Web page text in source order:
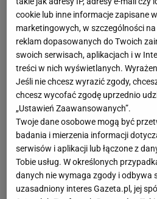
cookie lub inne informacje zapisane
marketingowych, w szczególności
reklam dopasowanych do Twoich
swoich serwisach, aplikacjach i w
treści w nich wyświetlanych.
Jeśli nie chcesz wyrazić zgody,
chcesz wycofać zgodę uprzednio
„Ustawień Zaawansowanych”.
Twoje dane osobowe mogą być
badania i mierzenia informacji
serwisów i aplikacji lub łączone z
Tobie usług. W określonych
danych nie wymaga zgody i odbywa
uzasadniony interes Gazeta.pl, jej